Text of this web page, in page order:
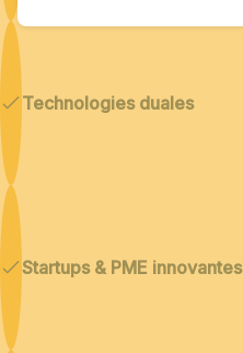
Technologies duales
Startups & PME innovantes